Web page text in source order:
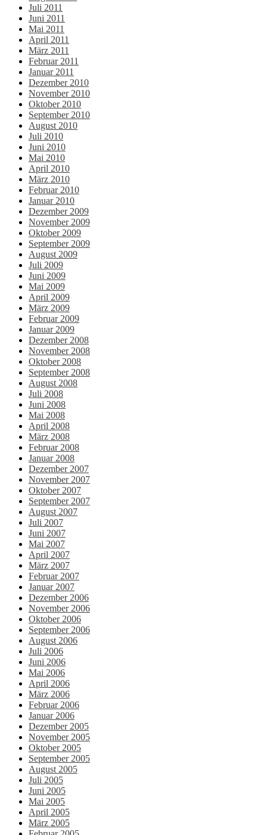
Juli 2011
Juni 2011
Mai 2011
April 2011
März 2011
Februar 2011
Januar 2011
Dezember 2010
November 2010
Oktober 2010
September 2010
August 2010
Juli 2010
Juni 2010
Mai 2010
April 2010
März 2010
Februar 2010
Januar 2010
Dezember 2009
November 2009
Oktober 2009
September 2009
August 2009
Juli 2009
Juni 2009
Mai 2009
April 2009
März 2009
Februar 2009
Januar 2009
Dezember 2008
November 2008
Oktober 2008
September 2008
August 2008
Juli 2008
Juni 2008
Mai 2008
April 2008
März 2008
Februar 2008
Januar 2008
Dezember 2007
November 2007
Oktober 2007
September 2007
August 2007
Juli 2007
Juni 2007
Mai 2007
April 2007
März 2007
Februar 2007
Januar 2007
Dezember 2006
November 2006
Oktober 2006
September 2006
August 2006
Juli 2006
Juni 2006
Mai 2006
April 2006
März 2006
Februar 2006
Januar 2006
Dezember 2005
November 2005
Oktober 2005
September 2005
August 2005
Juli 2005
Juni 2005
Mai 2005
April 2005
März 2005